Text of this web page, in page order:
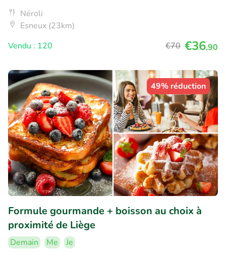
Néroli
Esneux (23km)
Vendu : 120
€70 €36,90
49% réduction
Formule gourmande + boisson au choix à
proximité de Liège
Demain Me
Je